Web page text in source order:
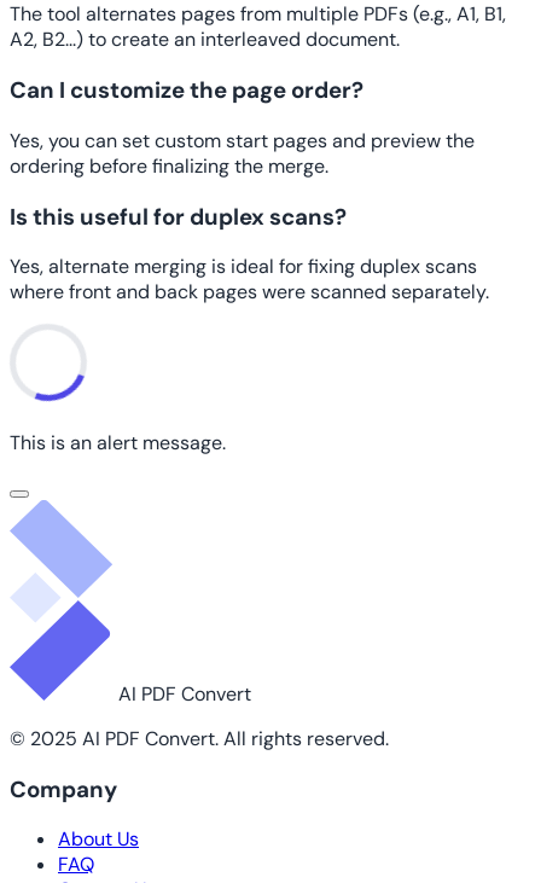
The tool alternates pages from multiple PDFs (e.g., A1, B1,
A2, B2...) to create an interleaved document.
Can I customize the page order?
Yes, you can set custom start pages and preview the
ordering before finalizing the merge.
Is this useful for duplex scans?
Yes, alternate merging is ideal for fixing duplex scans
where front and back pages were scanned separately.
This is an alert message.
AI PDF Convert
© 2025 AI PDF Convert. All rights reserved.
Company
About Us
FAQ